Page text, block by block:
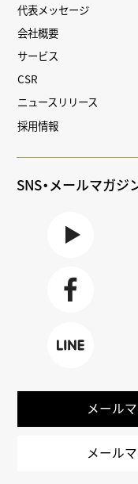
代表メッセージ
会社概要
サービス
CSR
ニュースリリース
採用情報
SNS・メールマガジ
メール
メール